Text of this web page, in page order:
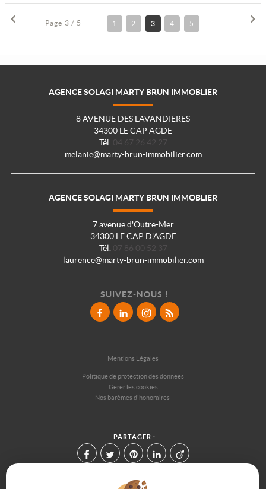
Page 3 / 5 1 2 3 4 5
AGENCE SOLAGI MARTY BRUN IMMOBLIER
8 AVENUE DES LAVANDIERES
34300 LE CAP AGDE
Tél. 04 67 26 42 27
melanie@marty-brun-immobilier.com
AGENCE SOLAGI MARTY BRUN IMMOBLIER
7 avenue d'Outre-Mer
34300 LE CAP D'AGDE
Tél. 07 86 00 52 37
laurence@marty-brun-immobilier.com
SUIVEZ-NOUS !
Mentions Légales
Politique de protection des données
Gérer les cookies
Nos barèmes d'honoraires
PARTAGER :